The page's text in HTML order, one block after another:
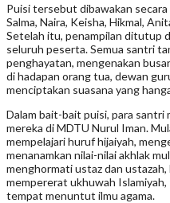
Puisi tersebut dibawakan
Salma, Naira, Keisha, Hikmal,
Setelah itu, penampilan ditutup
seluruh peserta. Semua santri
penghayatan, mengenakan
di hadapan orang tua, dewan
menciptakan suasana yang
Dalam bait-bait puisi, para santri
mereka di MDTU Nurul Iman.
mempelajari huruf hijaiyah,
menanamkan nilai-nilai akhlak
menghormati ustaz dan
mempererat ukhuwah
tempat menuntut ilmu agama.